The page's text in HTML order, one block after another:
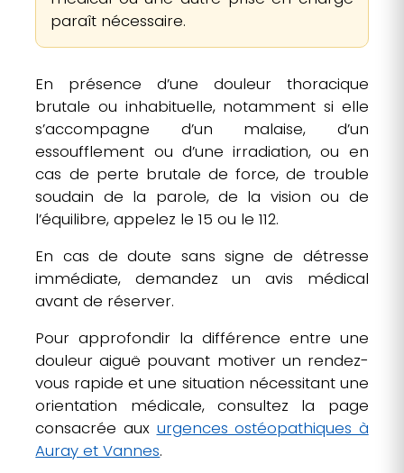
paraît nécessaire.
En présence d’une douleur thoracique
brutale ou inhabituelle, notamment si elle
s’accompagne d’un malaise, d’un
essoufflement ou d’une irradiation, ou en
cas de perte brutale de force, de trouble
soudain de la parole, de la vision ou de
l’équilibre, appelez le 15 ou le 112.
En cas de doute sans signe de détresse
immédiate, demandez un avis médical
avant de réserver.
Pour approfondir la différence entre une
douleur aiguë pouvant motiver un rendez-
vous rapide et une situation nécessitant une
orientation médicale, consultez la page
consacrée aux urgences ostéopathiques à
Auray et Vannes.